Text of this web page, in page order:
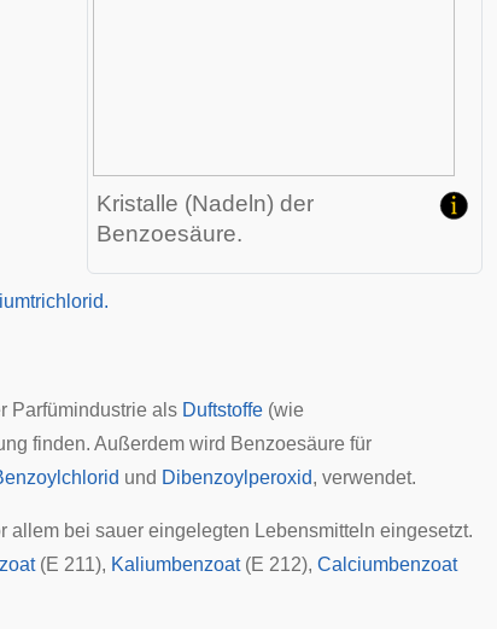
Kristalle (Nadeln) der
Benzoesäure.
Parfümindustrie als Duftstoffe (wie
finden. Außerdem wird Benzoesäure für
und Dibenzoylperoxid, verwendet.
allem bei sauer eingelegten Lebensmitteln eingesetzt.
(E 211), Kaliumbenzoat(E 212), Calciumbenzoat